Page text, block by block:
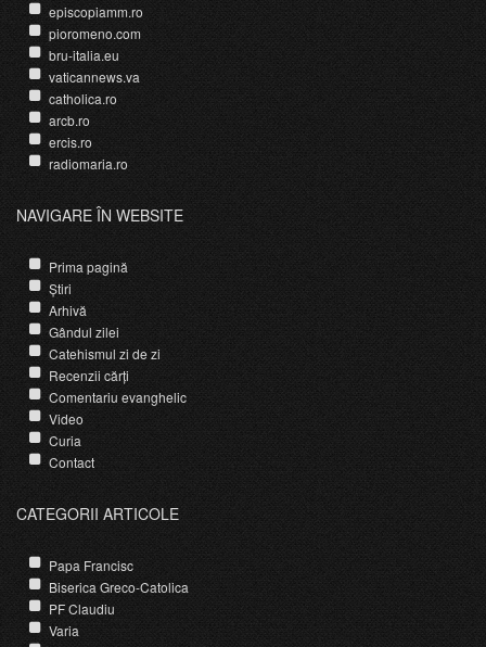
episcopiamm.ro
pioromeno.com
bru-italia.eu
vaticannews.va
catholica.ro
arcb.ro
ercis.ro
radiomaria.ro
NAVIGARE ÎN WEBSITE
Prima pagină
Știri
Arhivă
Gândul zilei
Catehismul zi de zi
Recenzii cărți
Comentariu evanghelic
Video
Curia
Contact
CATEGORII ARTICOLE
Papa Francisc
Biserica Greco-Catolica
PF Claudiu
Varia